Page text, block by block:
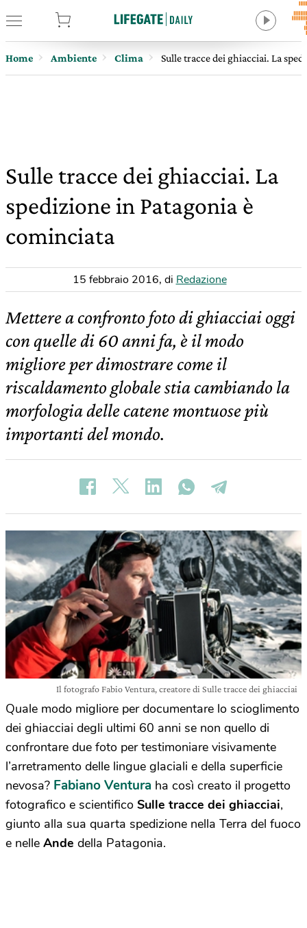
Home Ambiente Clima Sulle tracce dei ghiacciai. La
Sulle tracce dei ghiacciai. La
spedizione in Patagonia è
cominciata
15 febbraio 2016, di Redazione
Mettere a confronto foto di ghiacciai oggi
con quelle di 60 anni fa, è il modo
migliore per dimostrare come il
riscaldamento globale stia cambiando la
morfologia delle catene montuose più
importanti del mondo.
Il fotografo Fabio Ventura, creatore di Sulle tracce dei ghiacciai
Quale modo migliore per documentare lo scioglimento
dei ghiacciai degli ultimi 60 anni se non quello di
confrontare due foto per testimoniare visivamente
l’arretramento delle lingue glaciali e della superficie
nevosa? Fabiano Ventura ha così creato il progetto
fotografico e scientifico Sulle tracce dei ghiacciai,
giunto alla sua quarta spedizione nella Terra del fuoco
e nelle Ande della Patagonia.